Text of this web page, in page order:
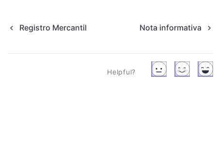
Registro Mercantil Nota informativa
Helpful?